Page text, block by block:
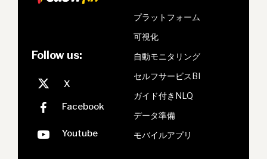
Follow us:
プラットフォーム
可視化
自動モニタリング
セルフサービスBI
ガイド付きNLQ
データ準備
モバイルアプリ